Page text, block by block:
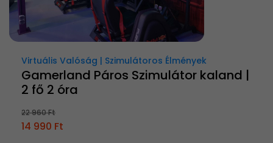
Virtuális Valóság | Szimulátoros Élmények
Gamerland Páros Szimulátor kaland |
2 fő 2 óra
22 960 Ft
14 990 Ft